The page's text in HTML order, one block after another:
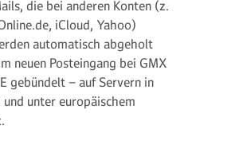
die bei anderen Konten (z.
iCloud, Yahoo)
automatisch abgeholt
neuen Posteingang bei GMX
gebündelt – auf Servern in
und unter europäischem